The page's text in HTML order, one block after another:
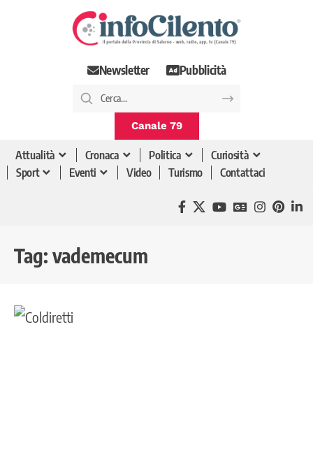
Newsletter Pubblicità
Canale 79
Attualità Cronaca Politica
Curiosità
Sport
Eventi Video Turismo Contattaci
Tag: vademecum